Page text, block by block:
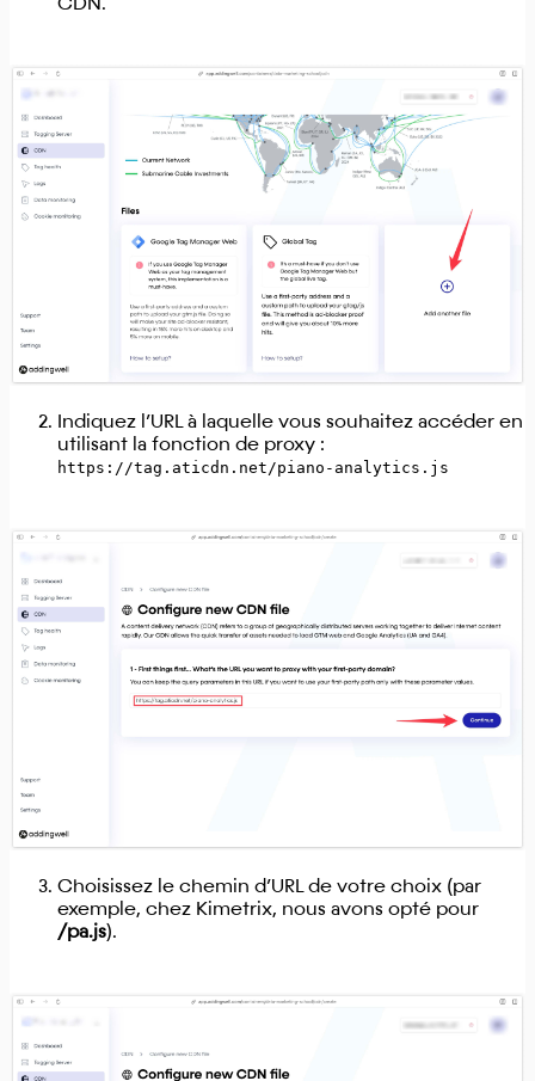
CDN.
Indiquez l’URL à laquelle vous souhaitez accéder en
utilisant la fonction de proxy :
https://tag.aticdn.net/piano-analytics.js
Choisissez le chemin d’URL de votre choix (par
exemple, chez Kimetrix, nous avons opté pour
/pa.js).